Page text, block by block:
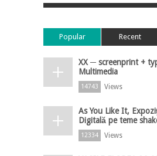
Popular Recent
XX ─ screenprint +
Multimedia
14743 Views
As You Like It,
Digitală pe teme
12334 Views